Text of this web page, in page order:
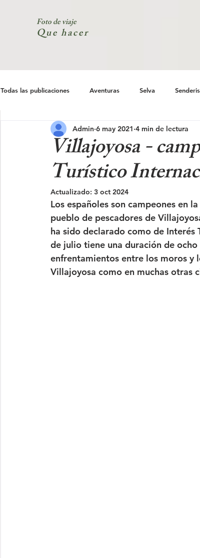
Foto de viaje
Que hacer
Todas las publicaciones Aventuras Selva
Ciudad Costa Naturaleza
Villajoyosa -
Turístico
Admin 6 may 2021 4 min de lectura
Actualizado: 3 oct 2024
Los españoles son campeones en
pueblo de pescadores de
ha sido declarado como de Interés
de julio tiene una duración de
enfrentamientos entre los moros y
Villajoyosa como en muchas otras